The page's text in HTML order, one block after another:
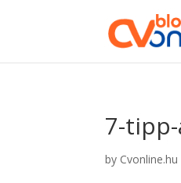
7-
by Cvonline.hu